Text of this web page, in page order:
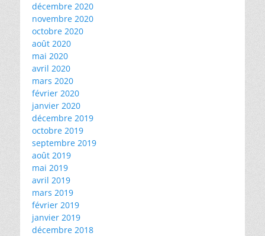
décembre 2020
novembre 2020
octobre 2020
août 2020
mai 2020
avril 2020
mars 2020
février 2020
janvier 2020
décembre 2019
octobre 2019
septembre 2019
août 2019
mai 2019
avril 2019
mars 2019
février 2019
janvier 2019
décembre 2018